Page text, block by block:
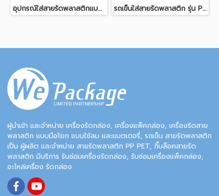
อุปกรณ์ใส่สายรัดพลาสติกแบบมีล้อลาก รุ่น P20 รถเข็นใส่สายรัดพลาสติก รุ่น P200
ผู้นำเข้า และจำหน่าย เครื่องรัดกล่อง, เครื่องแพ็คกล่อง, เครื่องรัดสาย
พลาสติก แบบมือโยก แบบใช้ลม และแบตเตอรี่, รถเข็น สายรัดพลาสติก
เป็น ผู้ผลิต และจำหน่าย สายรัดพลาสติก PP PET, กิ๊บล็อคสายรัด
พลาสติก มีบริการ รับซ่อมเครื่องรัดกล่อง, รับซ่อมเครื่องแพ็คกล่อง,
อะไหล่เครื่อง รัดกล่อง